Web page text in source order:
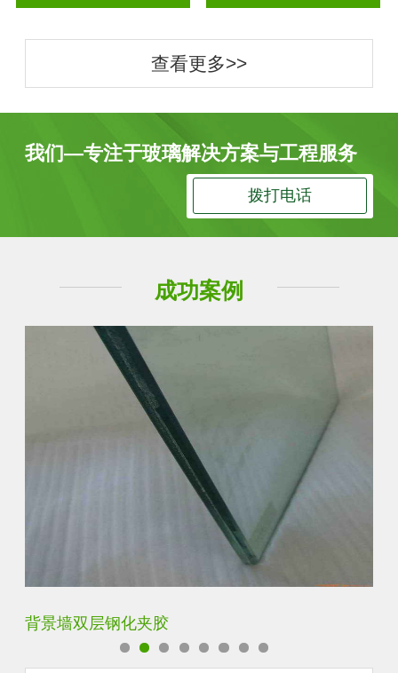
查看更多>>
我们—专注于玻璃解决方案与工程服务
拨打电话
成功案例
背景墙双层钢化夹胶